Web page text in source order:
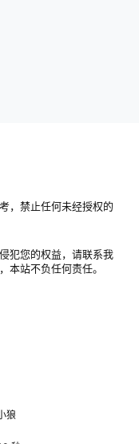
，禁止任何未经授权的
犯您的权益，请联系我
本站不负任何责任。
狼